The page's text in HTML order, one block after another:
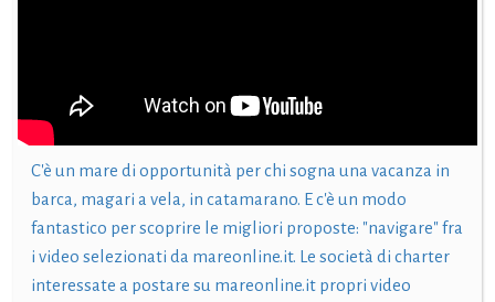
C'è un mare di opportunità per chi sogna una vacanza in
barca, magari a vela, in catamarano. E c'è un modo
fantastico per scoprire le migliori proposte: "navigare" fra
i video selezionati da mareonline.it. Le società di charter
interessate a postare su mareonline.it propri video